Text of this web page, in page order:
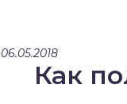
06.05.2018
Как